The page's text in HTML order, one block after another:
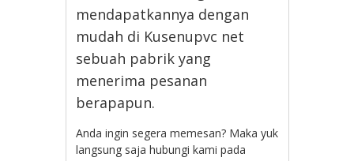
mendapatkannya dengan
mudah di Kusenupvc net
sebuah pabrik yang
menerima pesanan
berapapun.
Anda ingin segera memesan? Maka yuk
langsung saja hubungi kami pada